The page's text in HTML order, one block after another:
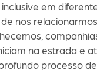
em
nos
na estrada e
processo de